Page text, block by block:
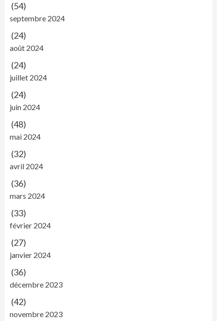
(54)
septembre 2024
(24)
août 2024
(24)
juillet 2024
(24)
juin 2024
(48)
mai 2024
(32)
avril 2024
(36)
mars 2024
(33)
février 2024
(27)
janvier 2024
(36)
décembre 2023
(42)
novembre 2023